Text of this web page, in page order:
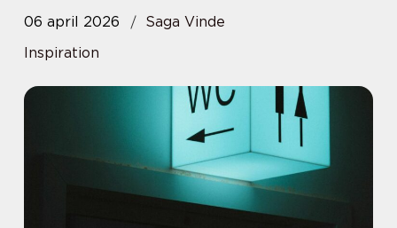
06 april 2026
Saga Vinde
Inspiration